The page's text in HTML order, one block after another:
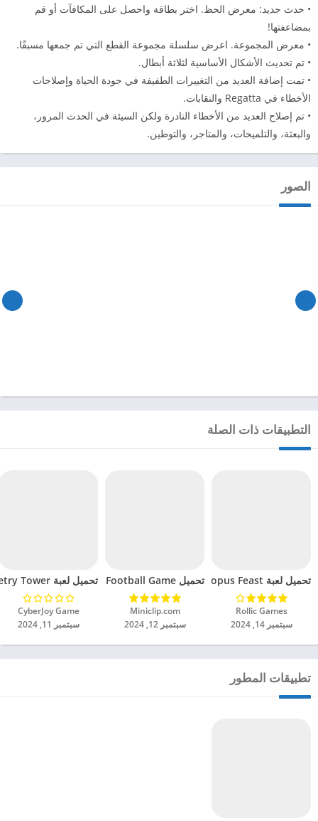
• حدث جديد: معرض الحظ. اختر بطاقة واحصل على المكافآت أو قم
بمضاعفتها!
• معرض المجموعة. اعرض سلسلة مجموعة القطع التي تم جمعها مسبقًا.
• تم تحديث الأشكال الأساسية لثلاثة أبطال.
• تمت إضافة العديد من التغييرات الطفيفة في جودة الحياة وإصلاحات
الأخطاء في Regatta والنقابات.
• تم إصلاح العديد من الأخطاء النادرة ولكن السيئة في الحدث المرور،
والبعثة، والتلميحات، والمتاجر، والتوطين.
الصور
التطبيقات ذات الصلة
تحميل لعبة Octopus Feast مهكرة للاندرويد 2024
Rollic Games‏
سبتمبر 14, 2024
تحميل Soccer Hero PvP Football Game مهكرة للاندرويد 2024
Miniclip.com‏
سبتمبر 12, 2024
تحميل لعبة Geometry Tower مهكرة للاندرويد 2024
CyberJoy Game‏
سبتمبر 11, 2024
تطبيقات المطور